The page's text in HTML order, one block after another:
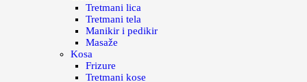
Tretmani lica
Tretmani tela
Manikir i pedikir
Masaže
Kosa
Frizure
Tretmani kose